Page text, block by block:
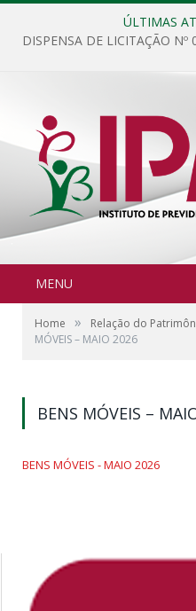
ÚLTIMAS
MENU
Home » Relação do
MÓVEIS – MAIO 2026
BENS MÓVEIS –
BENS MÓVEIS - MAIO 2026